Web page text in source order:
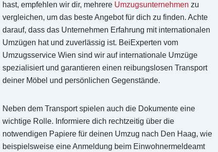
hast, empfehlen wir dir, mehrere Umzugsunternehmen zu
vergleichen, um das beste Angebot für dich zu finden. Achte
darauf, dass das Unternehmen Erfahrung mit internationalen
Umzügen hat und zuverlässig ist. BeiExperten vom
Umzugsservice Wien sind wir auf internationale Umzüge
spezialisiert und garantieren einen reibungslosen Transport
deiner Möbel und persönlichen Gegenstände.
Neben dem Transport spielen auch die Dokumente eine
wichtige Rolle. Informiere dich rechtzeitig über die
notwendigen Papiere für deinen Umzug nach Den Haag, wie
beispielsweise eine Anmeldung beim Einwohnermeldeamt